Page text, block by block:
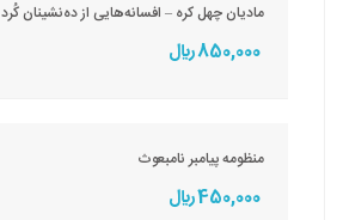
مادیان چهل کره – افسانه‌هایی از ده‌نشینان کُرد
850,000 ريال
منظومه پیامبر نامبعوث
450,000 ريال